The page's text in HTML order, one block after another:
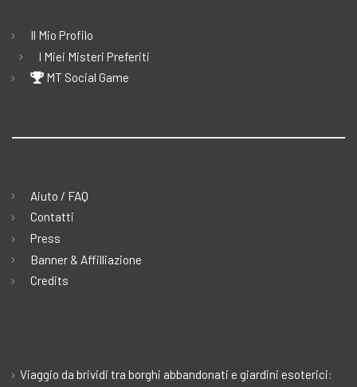
Il Mio Profilo
I Miei Misteri Preferiti
MT Social Game
Aiuto / FAQ
Contatti
Press
Banner & Affilliazione
Credits
Viaggio da brividi tra borghi abbandonati e giardini esoterici: